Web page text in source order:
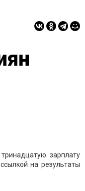
зарплату
на результаты